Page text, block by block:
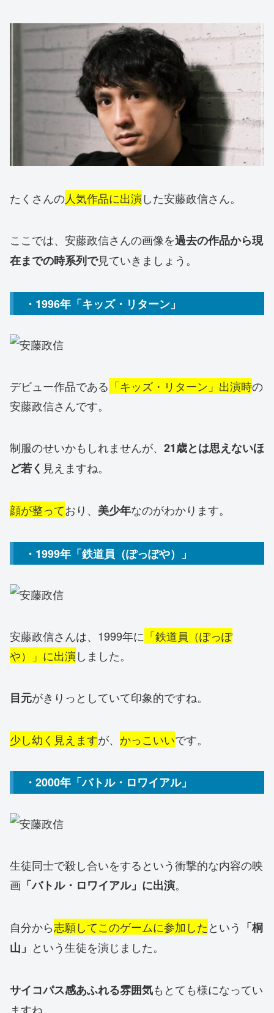
たくさんの人気作品に出演した安藤政信さん。
ここでは、安藤政信さんの画像を過去の作品から現
在までの時系列で見ていきましょう。
・1996年「キッズ・リターン」
デビュー作品である 「キッズ・リターン」出演時の
安藤政信さんです。
制服のせいかもしれませんが、 21歳とは思えないほ
ど若く 見えますね。
顔が整っており、 美少年なのがわかります。
・1999年「鉄道員（ぽっぽや）」
安藤政信さんは、1999年に 「鉄道員（ぽっぽ
や）」に出演しました。
目元がきりっとしていて印象的ですね。
少し幼く見えますが、 かっこいいです。
・2000年「バトル・ロワイアル」
生徒同士で殺し合いをするという衝撃的な内容の映
画 「バトル・ロワイアル」に出演。
自分から志願してこのゲームに参加したという 「桐
山」 という生徒を演じました。
サイコパス感あふれる雰囲気もとても様になってい
ますね。